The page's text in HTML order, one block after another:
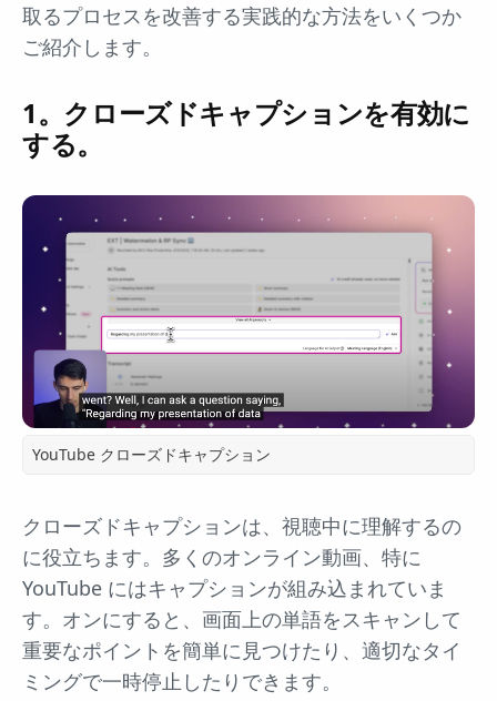
取るプロセスを改善する実践的な方法をいくつか
ご紹介します。
1。クローズドキャプションを有効に
する。
YouTube クローズドキャプション
クローズドキャプションは、視聴中に理解するの
に役立ちます。多くのオンライン動画、特に
YouTube にはキャプションが組み込まれていま
す。オンにすると、画面上の単語をスキャンして
重要なポイントを簡単に見つけたり、適切なタイ
ミングで一時停止したりできます。